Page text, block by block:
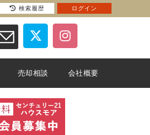
売却相談 会社概要
検索履歴 ログイン